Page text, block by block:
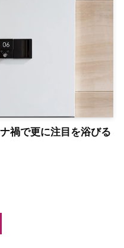
禍で更に注目を浴びる